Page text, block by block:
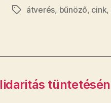
Címkékátverés, bűnöző, cink,
tüntetésén